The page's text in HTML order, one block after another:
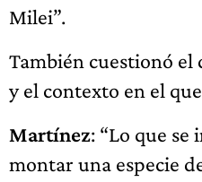
Milei”.
También cuestionó el
y el contexto en el
Martínez: “Lo que
montar una especie